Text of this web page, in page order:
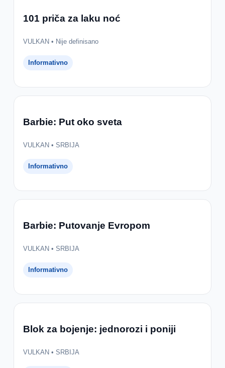
101 priča za laku noć
VULKAN • Nije definisano
Informativno
Barbie: Put oko sveta
VULKAN • SRBIJA
Informativno
Barbie: Putovanje Evropom
VULKAN • SRBIJA
Informativno
Blok za bojenje: jednorozi i poniji
VULKAN • SRBIJA